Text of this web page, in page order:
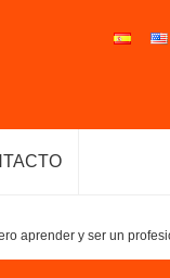
aprender y ser un